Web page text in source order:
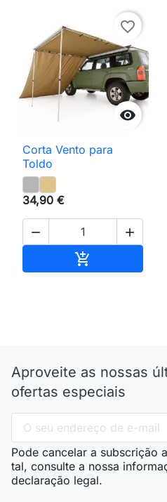

favorite_border
Corta Vento para
Toldo
34,90 €
 

Aproveite as nossas
ofertas especiais
Pode cancelar a subscrição
tal, consulte a nossa
declaração legal.